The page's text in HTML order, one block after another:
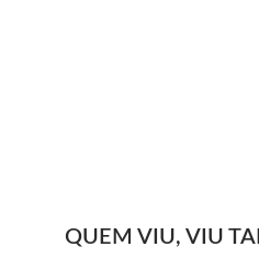
QUEM VIU, VIU